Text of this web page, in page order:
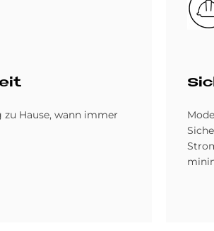
zu Hause, wann immer